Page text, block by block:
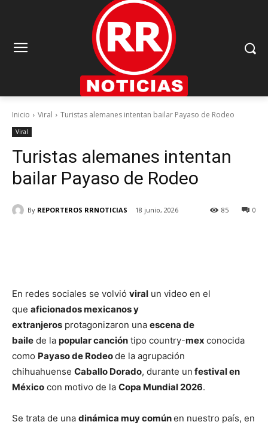
Inicio Viral Turistas alemanes intentan bailar Payaso de Rodeo
Viral
Turistas alemanes intentan
bailar Payaso de Rodeo
By REPORTEROS RRNOTICIAS 18 junio, 2026 0
85
En redes sociales se volvió viral un video en el
que aficionados mexicanos y
extranjeros protagonizaron una escena de
baile de la popular canción tipo country-mex conocida
como Payaso de Rodeode la agrupación
chihuahuense Caballo Dorado, durante un festival en
México con motivo de la Copa Mundial 2026.
Se trata de una dinámica muy comúnen nuestro país, en